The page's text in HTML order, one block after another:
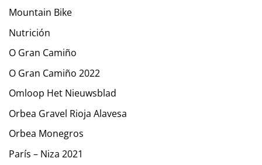
Mountain Bike
Nutrición
O Gran Camiño
O Gran Camiño 2022
Omloop Het Nieuwsblad
Orbea Gravel Rioja Alavesa
Orbea Monegros
París – Niza 2021